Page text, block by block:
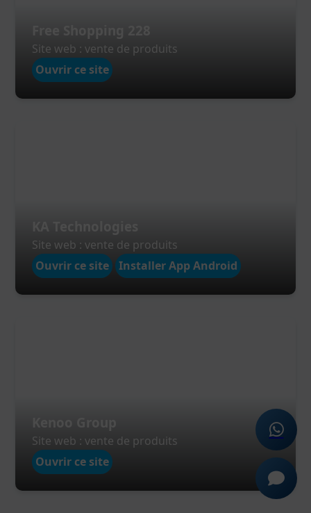
Site web : vente de produits
Ouvrir ce site
Site web : vente de produits
Ouvrir ce site
Installer App Android
Site web : vente de produits
Ouvrir ce site